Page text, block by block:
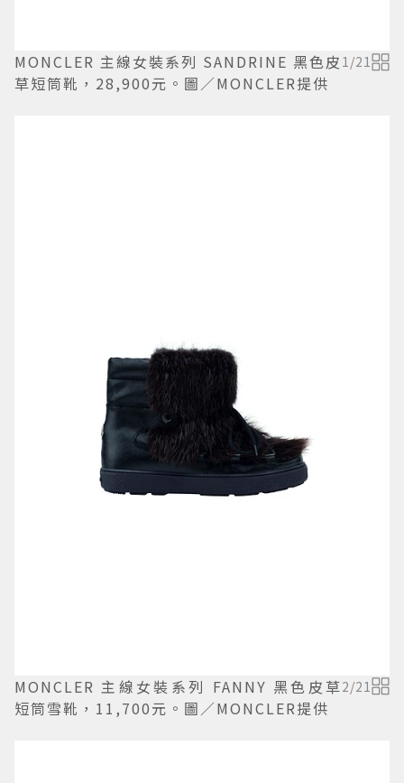
MONCLER 主線女裝系列 SANDRINE 黑色皮
草短筒靴，28,900元。圖／MONCLER提供
1/21
MONCLER 主線女裝系列 FANNY 黑色皮草
短筒雪靴，11,700元。圖／MONCLER提供
2/21